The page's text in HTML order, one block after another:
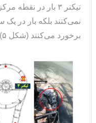
برخورد می‌کنند (شکل ۵).